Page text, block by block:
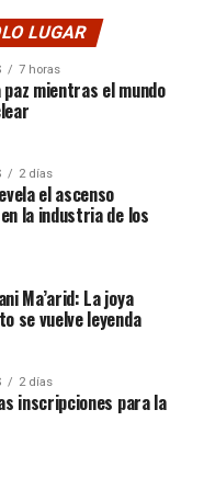
LUGAR
7 horas
mientras el mundo
2 días
el ascenso
la industria de los
Ma’arid: La joya
se vuelve leyenda
2 días
inscripciones para la